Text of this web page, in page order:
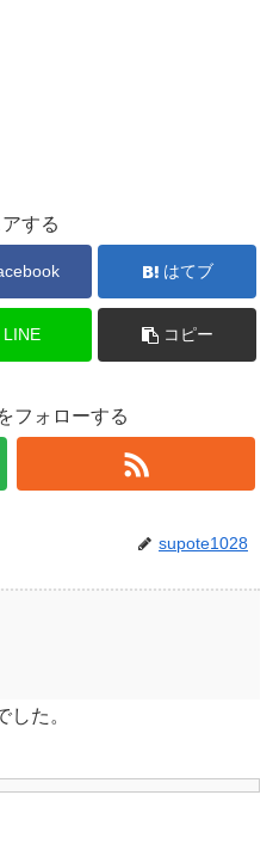
する
はてブ
LINE コピー
フォローする
supote1028
た。